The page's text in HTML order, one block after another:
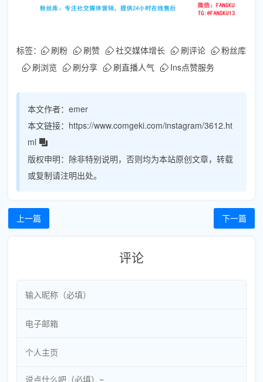
标签： 刷粉 刷赞 社交媒体增长 刷评论
粉丝库
刷浏览
刷分享 刷直播人气 Ins点赞服务
本文作者： emer
本文链接： https://www.comgeki.com/instagram/3612.ht
ml
版权申明： 除非特别说明，否则均为本站原创文章，转载
或复制请注明出处。
上一篇 下一篇
评论